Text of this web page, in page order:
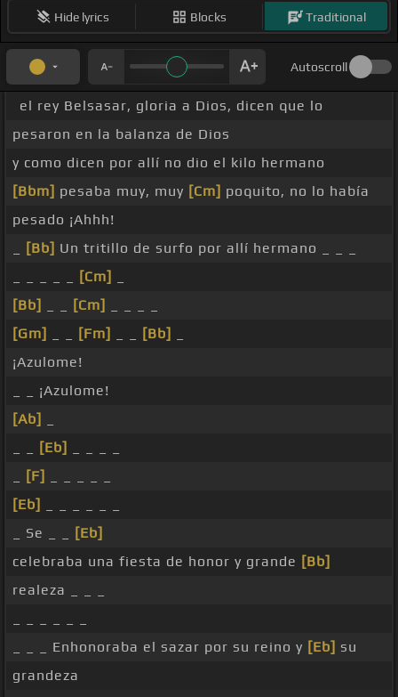
Hide lyrics Blocks Traditional
Autoscroll
el rey Belsasar, gloria a Dios, dicen que lo
pesaron en la balanza de Dios
y como dicen por allí no dio el kilo hermano
[Bbm] pesaba muy, muy [Cm] poquito, no lo había
pesado ¡Ahhh!
[Bb] Un tritillo de surfo por allí hermano _ _ _
[Cm]
[Bb]
[Cm]
[Gm]
[Fm] [Bb]
¡Azulome!
_ _ ¡Azulome!
[Ab]
[Eb]
[F]
[Eb]
_ Se _ _
[Eb]
celebraba una fiesta de honor y grande [Bb]
realeza _ _ _
_ _ _ Enhonoraba el sazar por su reino y [Eb] su
grandeza